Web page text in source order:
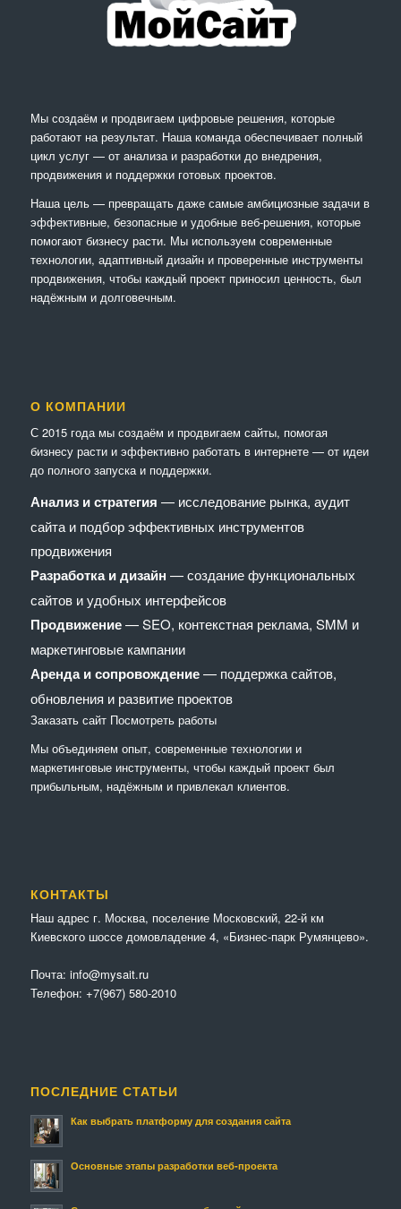
Мы создаём и продвигаем цифровые решения, которые
работают на результат. Наша команда обеспечивает полный
цикл услуг — от анализа и разработки до внедрения,
продвижения и поддержки готовых проектов.
Наша цель — превращать даже самые амбициозные задачи в
эффективные, безопасные и удобные веб-решения, которые
помогают бизнесу расти. Мы используем современные
технологии, адаптивный дизайн и проверенные инструменты
продвижения, чтобы каждый проект приносил ценность, был
надёжным и долговечным.
О КОМПАНИИ
С 2015 года мы создаём и продвигаем сайты, помогая
бизнесу расти и эффективно работать в интернете — от идеи
до полного запуска и поддержки.
Анализ и стратегия — исследование рынка, аудит
сайта и подбор эффективных инструментов
продвижения
Разработка и дизайн — создание функциональных
сайтов и удобных интерфейсов
Продвижение— SEO, контекстная реклама, SMM и
маркетинговые кампании
Аренда и сопровождение— поддержка сайтов,
обновления и развитие проектов
Заказать сайт Посмотреть работы
Мы объединяем опыт, современные технологии и
маркетинговые инструменты, чтобы каждый проект был
прибыльным, надёжным и привлекал клиентов.
КОНТАКТЫ
Наш адрес г. Москва, поселение Московский, 22-й км
Киевского шоссе домовладение 4, «Бизнес-парк Румянцево».
Почта: info@mysait.ru
Телефон: +7(967) 580-2010
ПОСЛЕДНИЕ СТАТЬИ
Как выбрать платформу для создания сайта
Основные этапы разработки веб-проекта